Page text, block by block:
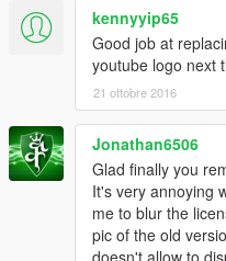
kennyyip65
Good job at
youtube logo next
21 ottobre 2016
Jonathan6506
Glad finally you
It's very annoying
me to blur the
pic of the old